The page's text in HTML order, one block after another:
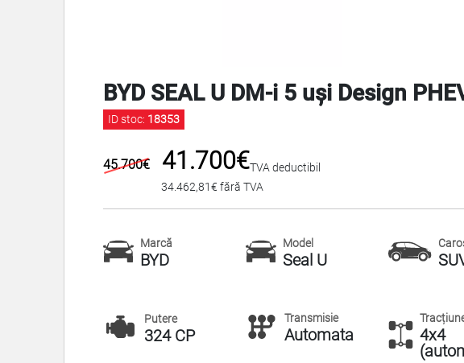
BYD SEAL U DM-i 5 uși Design
ID stoc: 18353
45.700€ 41.700€TVA deductibil
34.462,81€ fără TVA
Marcă
BYD
Model
Seal U
Putere
324 CP
Transmisie
Automata
4x4